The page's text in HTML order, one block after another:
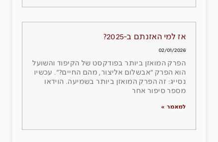
אז למי האזנתם ב-2025?
02/01/2026
הפרק המואזן ביותר בפודקסט של הקיפוד והשועל
הוא הפרק ״אבשלום אליצור, מהם החיים?״. עכשיו
נסייג: זה הפרק המואזן ביותר בשמיעה. הוידאו
מספר סיפור אחר
למאמר »